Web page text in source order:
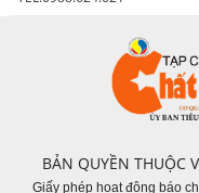
BẢN QUYỀN THUỘC
Giấy phép hoạt động báo